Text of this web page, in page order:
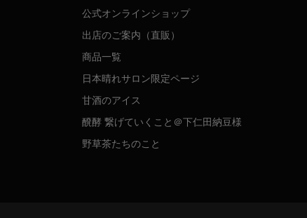
公式オンラインショップ
出店のご案内（直販）
商品一覧
日本晴れサロン限定ページ
甘酒のアイス
醗酵 繋げていくこと＠下仁田納豆様
野草茶たちのこと